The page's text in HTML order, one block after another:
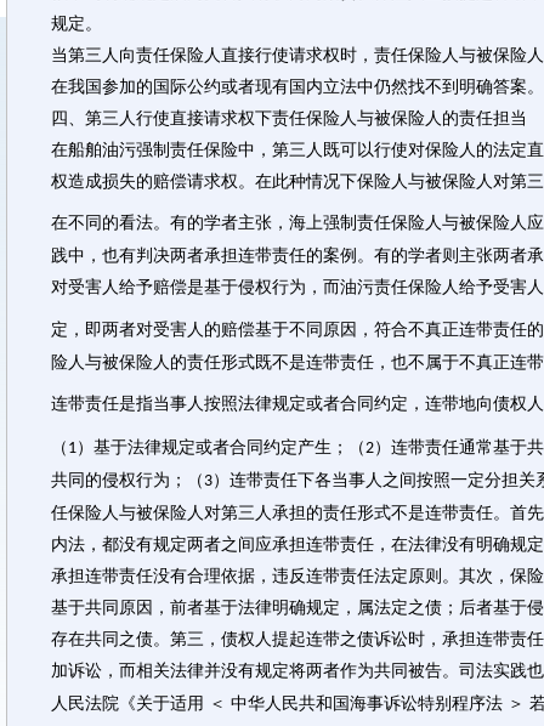
规定。
当第三人向责任保险人直接行使请求权时，责任保险人与被保险
在我国参加的国际公约或者现有国内立法中仍然找不到明确答案
四、第三人行使直接请求权下责任保险人与被保险人的责任担当
在船舶油污强制责任保险中，第三人既可以行使对保险人的法定
权造成损失的赔偿请求权。在此种情况下保险人与被保险人对第
在不同的看法。有的学者主张，海上强制责任保险人与被保险人
践中，也有判决两者承担连带责任的案例。有的学者则主张两者
对受害人给予赔偿是基于侵权行为，而油污责任保险人给予受害
定，即两者对受害人的赔偿基于不同原因，符合不真正连带责任
险人与被保险人的责任形式既不是连带责任，也不属于不真正连
连带责任是指当事人按照法律规定或者合同约定，连带地向债权
（ 1）基于法律规定或者合同约定产生；（2）连带责任通常基于
共同的侵权行为；（ 3）连带责任下各当事人之间按照一定分担
任保险人与被保险人对第三人承担的责任形式不是连带责任。首
内法，都没有规定两者之间应承担连带责任，在法律没有明确规
承担连带责任没有合理依据，违反连带责任法定原则。其次，保
基于共同原因，前者基于法律明确规定，属法定之债；后者基于
存在共同之债。第三，债权人提起连带之债诉讼时，承担连带责
加诉讼，而相关法律并没有规定将两者作为共同被告。司法实践
人民法院《关于适用 ＜ 中华人民共和国海事诉讼特别程序法 ＞